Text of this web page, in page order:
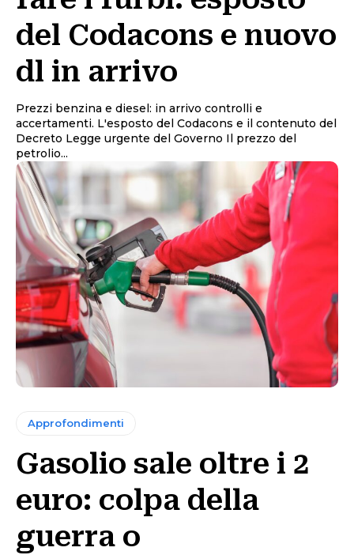
del Codacons e nuovo
dl in arrivo
Prezzi benzina e diesel: in arrivo controlli e
accertamenti. L'esposto del Codacons e il contenuto del
Decreto Legge urgente del Governo Il prezzo del
petrolio...
Approfondimenti
Gasolio sale oltre i 2
euro: colpa della
guerra o